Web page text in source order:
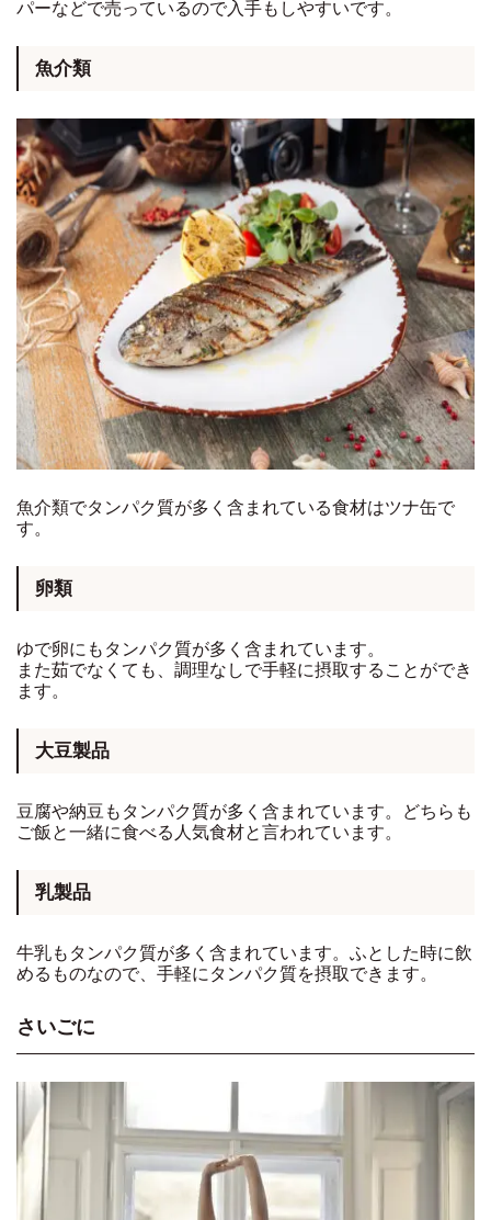
パーなどで売っているので入手もしやすいです。
魚介類
魚介類でタンパク質が多く含まれている食材はツナ缶で
す。
卵類
ゆで卵にもタンパク質が多く含まれています。
また茹でなくても、調理なしで手軽に摂取することができ
ます。
大豆製品
豆腐や納豆もタンパク質が多く含まれています。どちらも
ご飯と一緒に食べる人気食材と言われています。
乳製品
牛乳もタンパク質が多く含まれています。ふとした時に飲
めるものなので、手軽にタンパク質を摂取できます。
さいごに